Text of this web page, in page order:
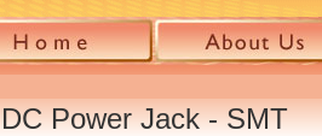
DC Power Jack - SMT